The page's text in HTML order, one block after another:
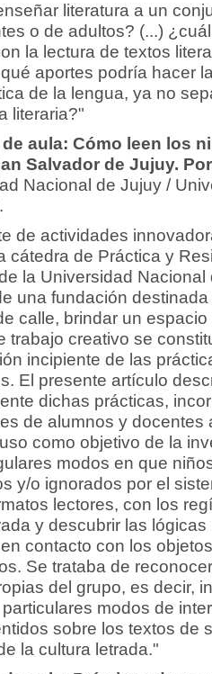
literatura a un
o de adultos? (...)
la lectura de textos
aportes podría hacer
de la lengua, ya no
literaria?"
aula: Cómo leen los
Salvador de Jujuy.
Nacional de Jujuy /
de actividades
cátedra de Práctica y
la Universidad
una fundación
calle, brindar un
trabajo creativo se
incipiente de las
El presente artículo
dichas prácticas,
de alumnos y docentes
como objetivo de la
modos en que
y/o ignorados por el
lectores, con los
y descubrir las
contacto con los
Se trataba de
del grupo, es decir,
modos de
sobre los textos de
la cultura letrada."